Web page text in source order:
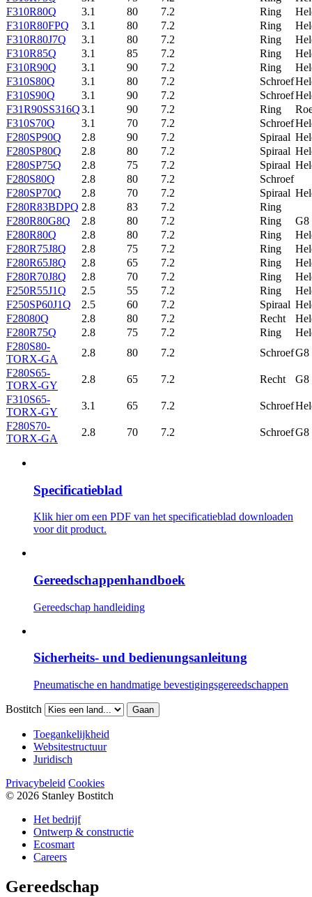
F310R80Q
3.1 80 7.2 Ring
F310R80FPQ
3.1 80 7.2 Ring
F310R80J7Q
3.1 80 7.2 Ring
F310R85Q
3.1 85 7.2 Ring
F310R90Q
3.1 90 7.2 Ring
F310S80Q
3.1 80 7.2 Schroef
F310S90Q
3.1 90 7.2 Schroef
F31R90SS316Q3.1 90 7.2 Ring
F310S70Q
3.1 70 7.2 Schroef
F280SP90Q
2.8 90 7.2 Spiraal
F280SP80Q
2.8 80 7.2 Spiraal
F280SP75Q
2.8 75 7.2 Spiraal
F280S80Q
2.8 80 7.2
Schroef
F280SP70Q
2.8 70 7.2 Spiraal
F280R83BDPQ 2.8 83 7.2
Ring
F280R80G8Q
2.8 80 7.2 Ring
G8
F280R80Q
2.8 80 7.2 Ring
F280R75J8Q
2.8 75 7.2 Ring
F280R65J8Q
2.8 65 7.2 Ring
F280R70J8Q
2.8 70 7.2 Ring
F250R55J1Q
2.5 55 7.2 Ring
F250SP60J1Q
2.5 60 7.2 Spiraal
F28080Q
2.8 80 7.2 Recht
F280R75Q
2.8 75 7.2 Ring
F280S80-
TORX-GA
2.8 80 7.2 SchroefG8
F280S65-
TORX-GY
2.8 65 7.2 Recht
G8
F310S65-
TORX-GY
3.1 65 7.2 Schroef
F280S70-
TORX-GA
2.8 70 7.2 SchroefG8
Specificatieblad
Klik hier om een ​​PDF van het specificatieblad downloaden
voor dit product.
Gereedschappenhandboek
Gereedschap handleiding
Sicherheits- und bedienungsanleitung
Pneumatische en handmatige bevestigingsgereedschappen
Bostitch Gaan
Toegankelijkheid
Websitestructuur
Juridisch
Privacybeleid Cookies
© 2026 Stanley Bostitch
Het bedrijf
Ontwerp & constructie
Ecosmart
Careers
Gereedschap